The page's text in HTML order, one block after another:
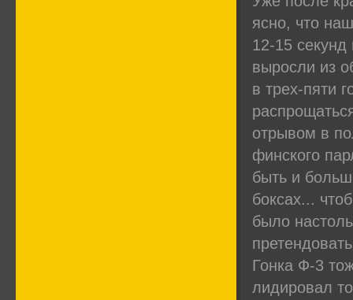
ясно, что
12-15 секунд
выросли из
в трех-пяти
отрывом в
финского
быть и
боксах...
было
Гонка Ф-3
лидировал